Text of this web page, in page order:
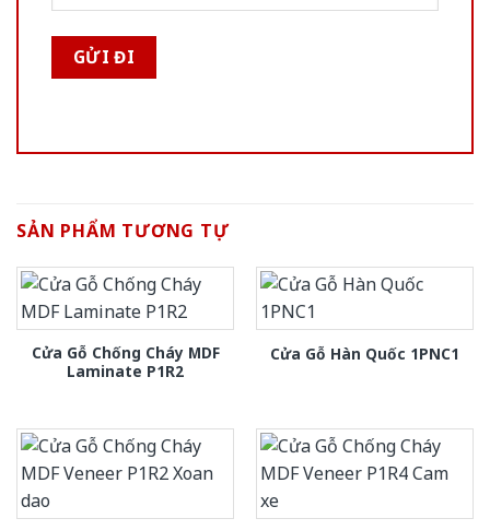
SẢN PHẨM TƯƠNG TỰ
Cửa Gỗ Chống Cháy MDF
Laminate P1R2
Cửa Gỗ Hàn Quốc 1PNC1